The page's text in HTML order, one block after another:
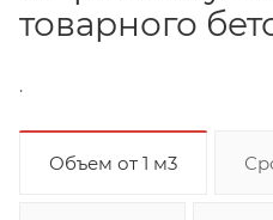
товарного
.
Объем от 1 м3